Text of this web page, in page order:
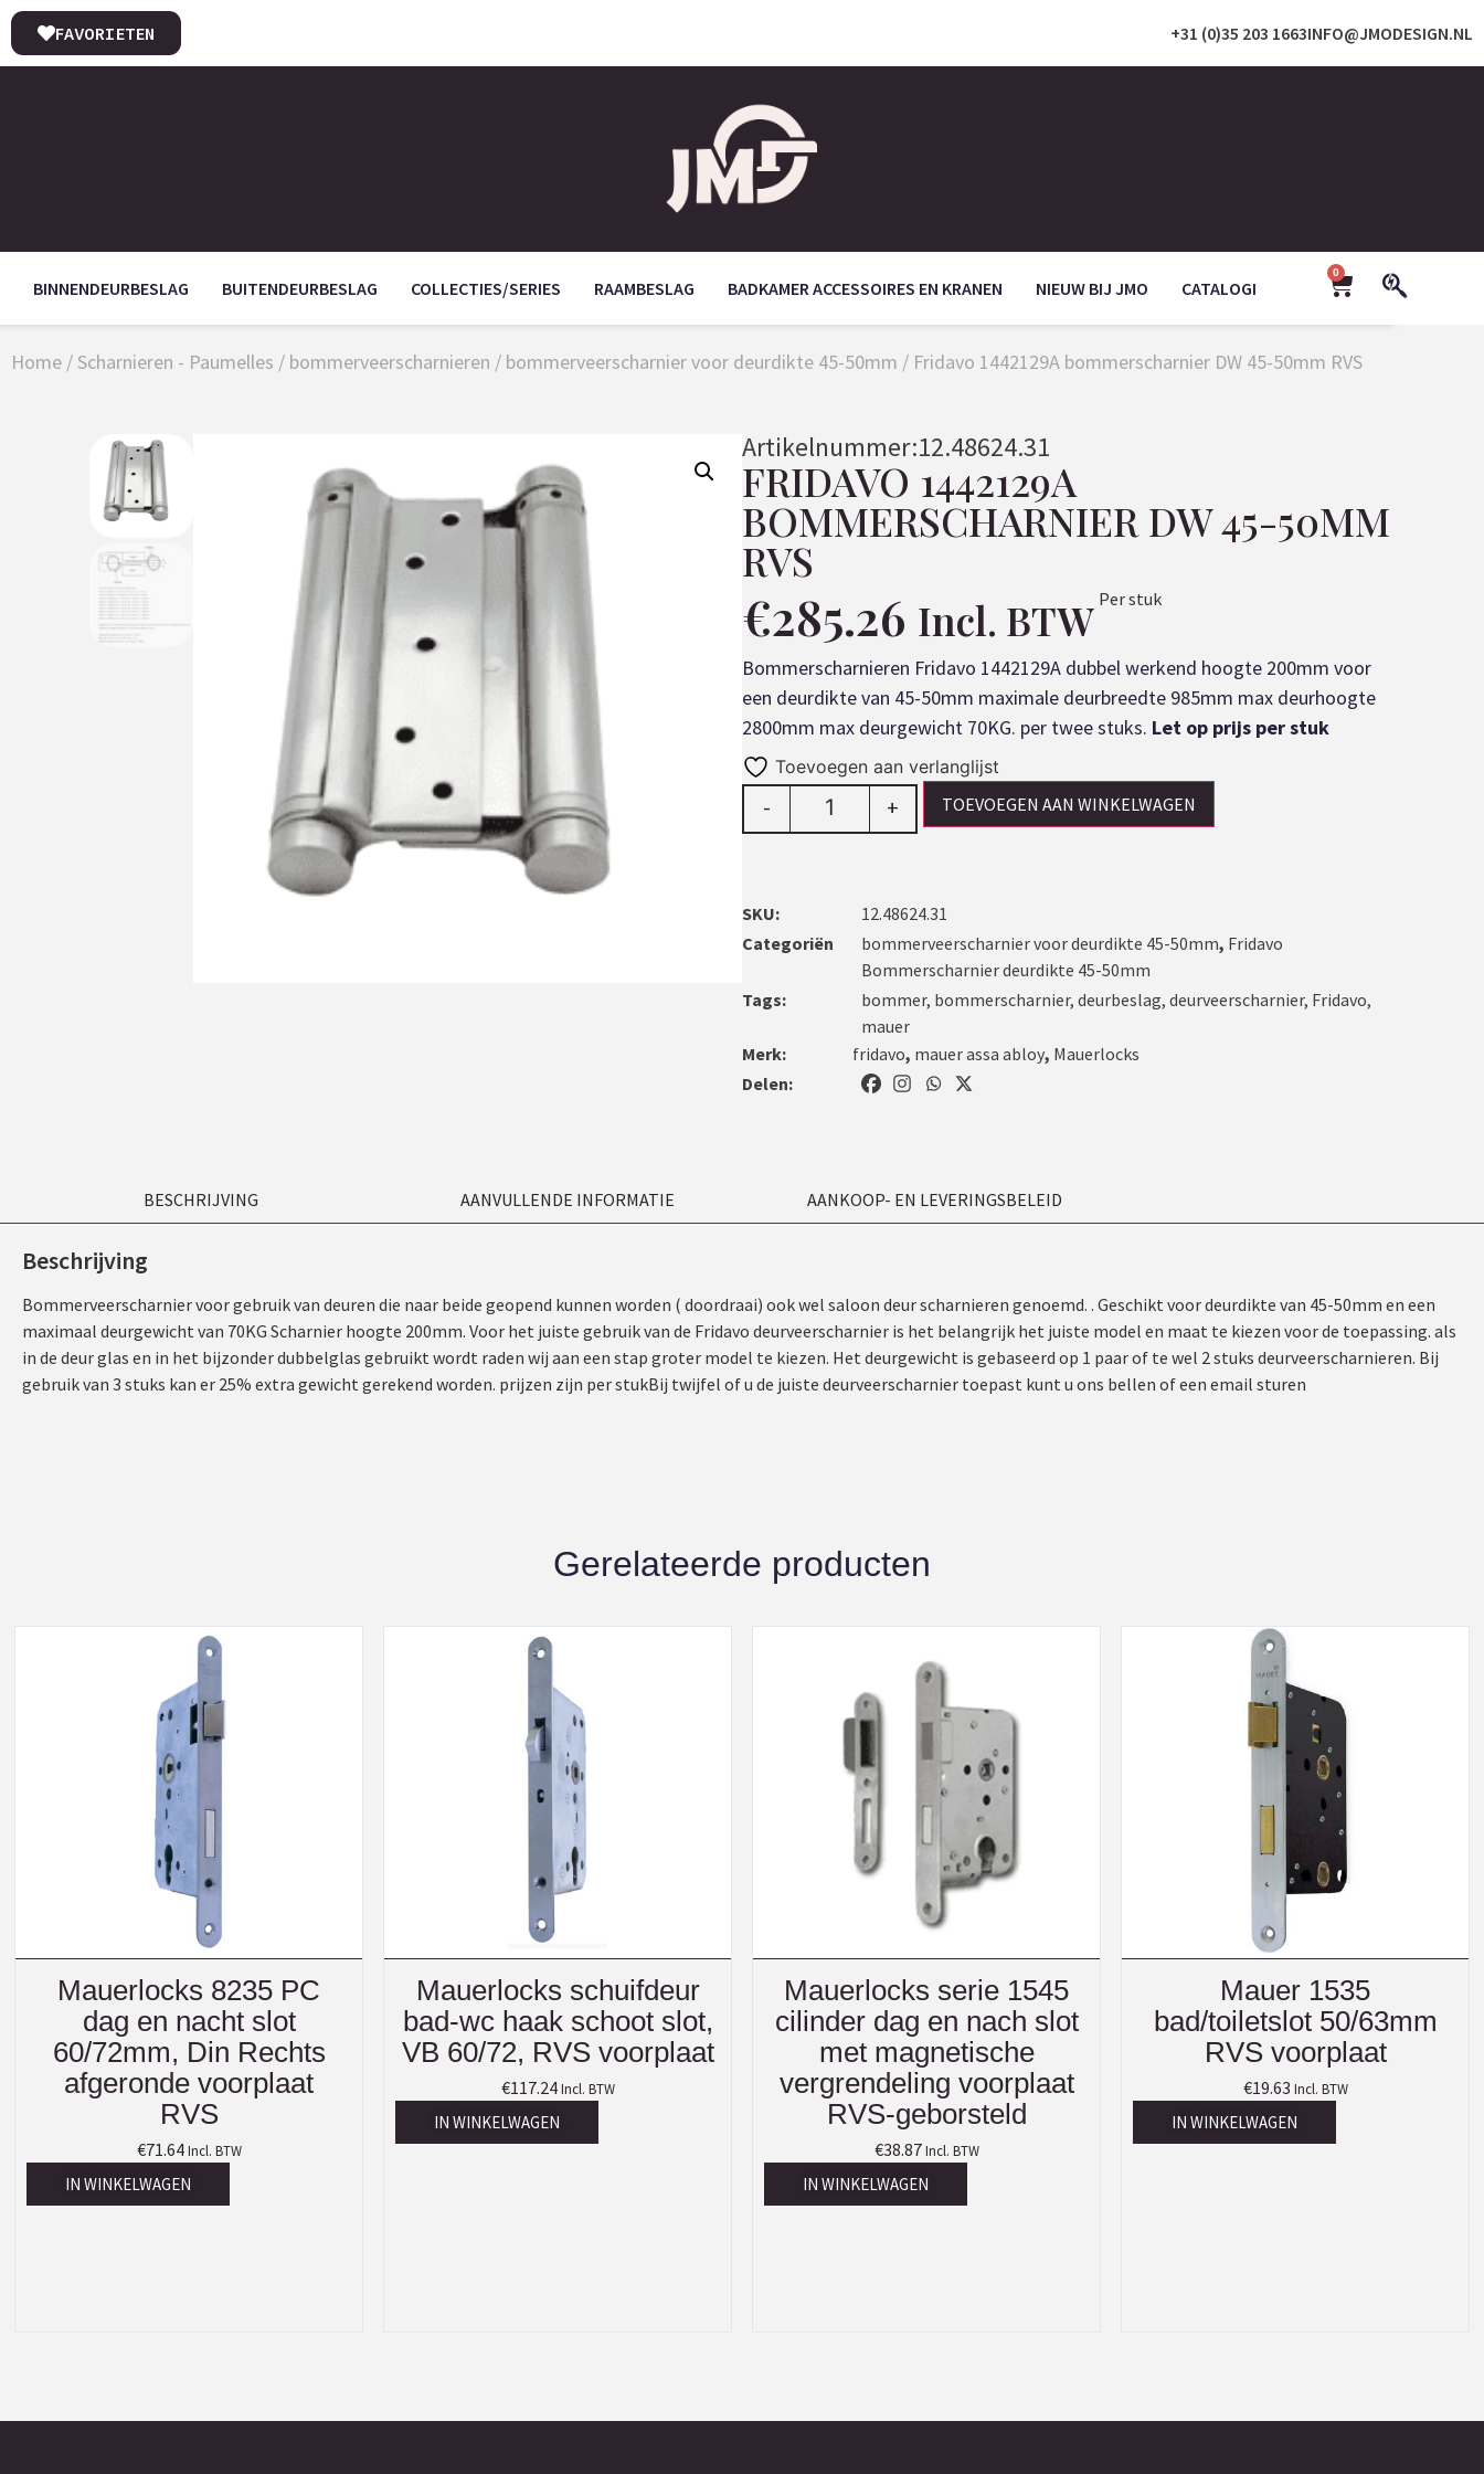
INFO@JMODESIGN.NL
+31 (0)35 203 1663
FAVORIETEN
BINNENDEURBESLAG BUITENDEURBESLAG COLLECTIES/SERIES RAAMBESLAG BADKAMER ACCESSOIRES EN KRANEN NIEUW BIJ JMO CATALOGI
0
Home / Scharnieren - Paumelles / bommerveerscharnieren / bommerveerscharnier voor deurdikte 45-50mm / Fridavo 1442129A bommerscharnier DW 45-50mm RVS
Artikelnummer:12.48624.31
FRIDAVO 1442129A
BOMMERSCHARNIER DW 45-50MM
RVS
€285.26 Incl. BTW Per stuk
Bommerscharnieren Fridavo 1442129A dubbel werkend hoogte 200mm voor
een deurdikte van 45-50mm maximale deurbreedte 985mm max deurhoogte
2800mm max deurgewicht 70KG. per twee stuks. Let op prijs per stuk
Toevoegen aan verlanglijst
- + TOEVOEGEN AAN WINKELWAGEN
SKU:
12.48624.31
Categoriën
bommerveerscharnier voor deurdikte 45-50mm, Fridavo
Bommerscharnier deurdikte 45-50mm
Tags:
bommer, bommerscharnier, deurbeslag, deurveerscharnier, Fridavo,
mauer
Merk:
fridavo, mauer assa abloy, Mauerlocks
Delen:
BESCHRIJVING AANVULLENDE INFORMATIE AANKOOP- EN LEVERINGSBELEID
Beschrijving
Bommerveerscharnier voor gebruik van deuren die naar beide geopend kunnen worden ( doordraai) ook wel saloon deur scharnieren genoemd. . Geschikt voor deurdikte van 45-50mm en een
maximaal deurgewicht van 70KG Scharnier hoogte 200mm. Voor het juiste gebruik van de Fridavo deurveerscharnier is het belangrijk het juiste model en maat te kiezen voor de toepassing. als
in de deur glas en in het bijzonder dubbelglas gebruikt wordt raden wij aan een stap groter model te kiezen. Het deurgewicht is gebaseerd op 1 paar of te wel 2 stuks deurveerscharnieren. Bij
gebruik van 3 stuks kan er 25% extra gewicht gerekend worden. prijzen zijn per stukBij twijfel of u de juiste deurveerscharnier toepast kunt u ons bellen of een email sturen
Gerelateerde producten
Mauerlocks 8235 PC
dag en nacht slot
60/72mm, Din Rechts
afgeronde voorplaat
RVS
€71.64 Incl. BTW
IN WINKELWAGEN
Mauerlocks schuifdeur
bad-wc haak schoot slot,
VB 60/72, RVS voorplaat
€117.24 Incl. BTW
IN WINKELWAGEN
Mauerlocks serie 1545
cilinder dag en nach slot
met magnetische
vergrendeling voorplaat
RVS-geborsteld
€38.87 Incl. BTW
IN WINKELWAGEN
Mauer 1535
bad/toiletslot 50/63mm
RVS voorplaat
€19.63 Incl. BTW
IN WINKELWAGEN